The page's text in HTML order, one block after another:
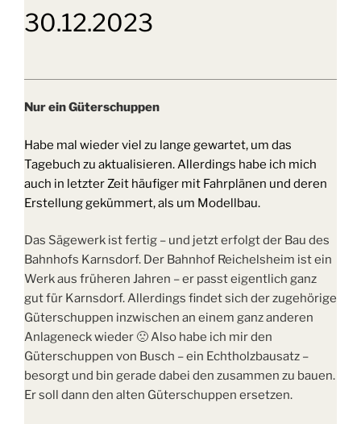
30.12.2023
Nur ein Güterschuppen
Habe mal wieder viel zu lange gewartet, um das
Tagebuch zu aktualisieren. Allerdings habe ich mich
auch in letzter Zeit häufiger mit Fahrplänen und deren
Erstellung gekümmert, als um Modellbau.
Das Sägewerk ist fertig – und jetzt erfolgt der Bau des
Bahnhofs Karnsdorf. Der Bahnhof Reichelsheim ist ein
Werk aus früheren Jahren – er passt eigentlich ganz
gut für Karnsdorf. Allerdings findet sich der zugehörige
Güterschuppen inzwischen an einem ganz anderen
Anlageneck wieder 🙁 Also habe ich mir den
Güterschuppen von Busch – ein Echtholzbausatz –
besorgt und bin gerade dabei den zusammen zu bauen.
Er soll dann den alten Güterschuppen ersetzen.